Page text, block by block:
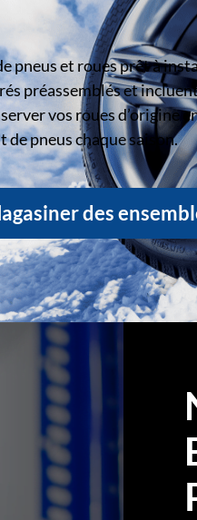
pneus et roues prêt à
préassemblés et
vos roues d’origine
de pneus chaque saison.
des